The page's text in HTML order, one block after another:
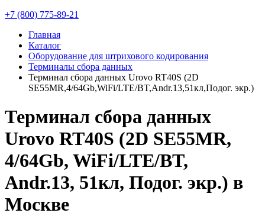
+7 (800) 775-89-21
Главная
Каталог
Оборудование для штрихового кодирования
Терминалы сбора данных
Терминал сбора данных Urovo RT40S (2D
SE55MR,4/64Gb,WiFi/LTE/BT,Andr.13,51кл,Подог. экр.)
Терминал сбора данных
Urovo RT40S (2D SE55MR,
4/64Gb, WiFi/LTE/BT,
Andr.13, 51кл, Подог. экр.) в
Москве